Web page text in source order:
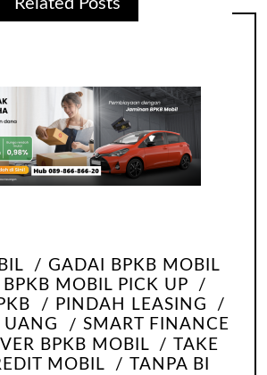
GADAI BPKB MOBIL
MOBIL PICK UP
PINDAH LEASING
UANG
SMART FINANCE
BPKB MOBIL
TAKE
MOBIL
TANPA BI